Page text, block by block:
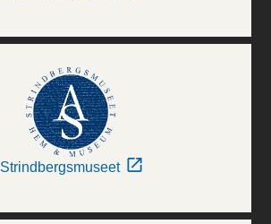
Strindbergsmuseet